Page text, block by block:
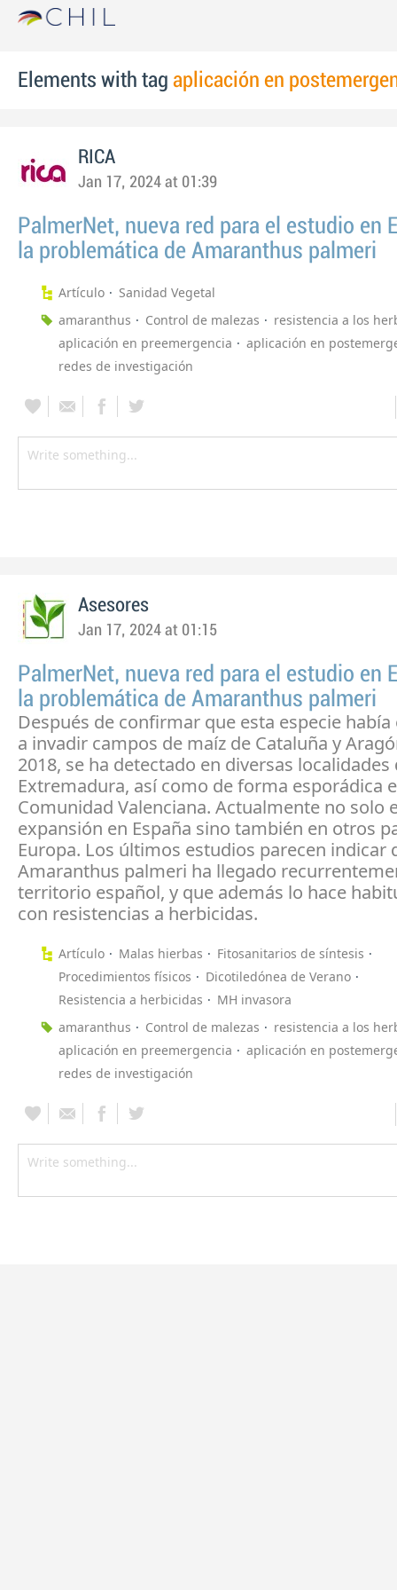
Elements with tag aplicación en
RICA
Jan 17, 2024 at 01:39
PalmerNet, nueva red para el estudio en
la problemática de Amaranthus palmeri
Artículo
Sanidad Vegetal
amaranthus
Control de malezas
resistencia a los
aplicación en preemergencia
aplicación en
redes de investigación
Asesores
Jan 17, 2024 at 01:15
PalmerNet, nueva red para el estudio en
la problemática de Amaranthus palmeri
Después de confirmar que esta especie
a invadir campos de maíz de Cataluña y
2018, se ha detectado en diversas localidades
Extremadura, así como de forma esporádica
Comunidad Valenciana. Actualmente no solo
expansión en España sino también en otros
Europa. Los últimos estudios parecen indicar
Amaranthus palmeri ha llegado
territorio español, y que además lo hace
con resistencias a herbicidas.
Artículo Malas hierbas
Fitosanitarios de síntesis
Procedimientos físicos
Dicotiledónea de Verano
Resistencia a herbicidas
MH invasora
amaranthus
Control de malezas
resistencia a los
aplicación en preemergencia
aplicación en
redes de investigación